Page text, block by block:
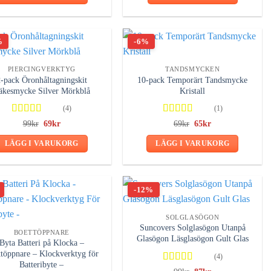
på
produktsidan
produkten
flera
varianter.
De
alternativen
kan
på
PIERCINGVERKTYG
pack Öronhåltagningskit
Silver Mörkblå
Betygsatt
(4)
99kr Det
priset
var:
69krDet
priset
är:
LÄGG I VARUKORG
-6%
TANDSMYCKEN
10-pack Temporärt Tandsmycke
Kristall
Betygsatt
(1)
69kr Det
priset
var:
65krDet
priset
är:
LÄGG I VARUKORG
BOETTÖPPNARE
Byta Batteri på Klocka –
– Klockverktyg för
Batteribyte –
-12%
SOLGLASÖGON
Suncovers Solglasögon Utanpå
Glasögon Läsglasögon Gult Glas
(4)